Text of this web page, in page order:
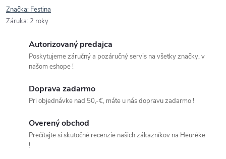
Značka: Festina
Záruka: 2 roky
Autorizovaný predajca
Poskytujeme záručný a pozáručný servis na všetky značky, v
našom eshope !
Doprava zadarmo
Pri objednávke nad 50,-€, máte u nás dopravu zadarmo !
Overený obchod
Prečítajte si skutočné recenzie našich zákazníkov na Heuréke
!